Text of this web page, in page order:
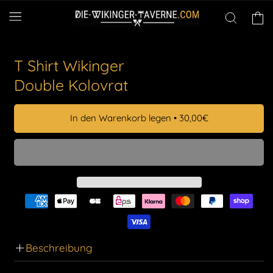
zum
Inhalt
T Shirt Wikinger
Double Kolovrat
In den Warenkorb legen • 30,00€
Beschreibung